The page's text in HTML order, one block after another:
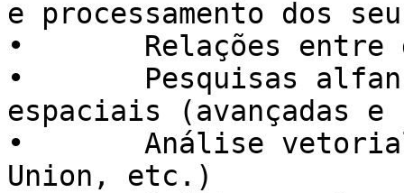
e processamento dos
•	Relações entre dados, nomeadamente Joins
•	Pesquisas alfanuméricas e consultas
espaciais (avançadas e
•	Análise vetorial (Buffer, Clip, Dissolve,
Union, etc.)